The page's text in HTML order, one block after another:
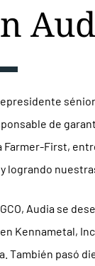
de
First,
logrando
Audia se
Kennametal,
También pasó